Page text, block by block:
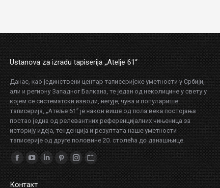
Ustanova za izradu tapiserija „Atelje 61“
Данас, као јединствени центар таписеријске уметности у Србији,
али и региону Западног Балкана, те један од неколицине у свету у
којем се систематски изводи, негује, чува и популарише
таписерија, „Атеље 61“ је након више од пола века постојања
постао једна од релевантних референцијалних чињеница за
историју идеја, тенденција и резултата наше уметности
таписерије од друге половине 20. столећа до данашњице.
Find us on:
Facebook
page
YouTube
page
Linkedin
page
Pinterest
page
Instagram
page
Website
page
Контакт